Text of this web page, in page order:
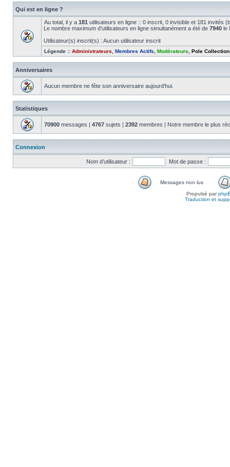
Qui est en ligne ?
Au total, il y a 181 utilisateurs en ligne :: 0 inscrit, 0 invisible et 181 invités
Le nombre maximum d’utilisateurs en ligne simultanément a été de 7940 le
Utilisateur(s) inscrit(s) : Aucun utilisateur inscrit
Légende :: Administrateurs Membres Actifs Modérateurs Pole Collection
Anniversaires
Aucun membre ne fête son anniversaire aujourd’hui.
Statistiques
70900 messages | 4767 sujets | 2392 membres | Notre membre le plus
Connexion
Nom d’utilisateur : Mot de passe :
Messages non lus
Propulsé par
Traduction et